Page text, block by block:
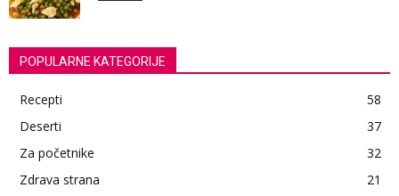
POPULARNE KATEGORIJE
Recepti
58
Deserti
37
Za početnike
32
Zdrava strana
21